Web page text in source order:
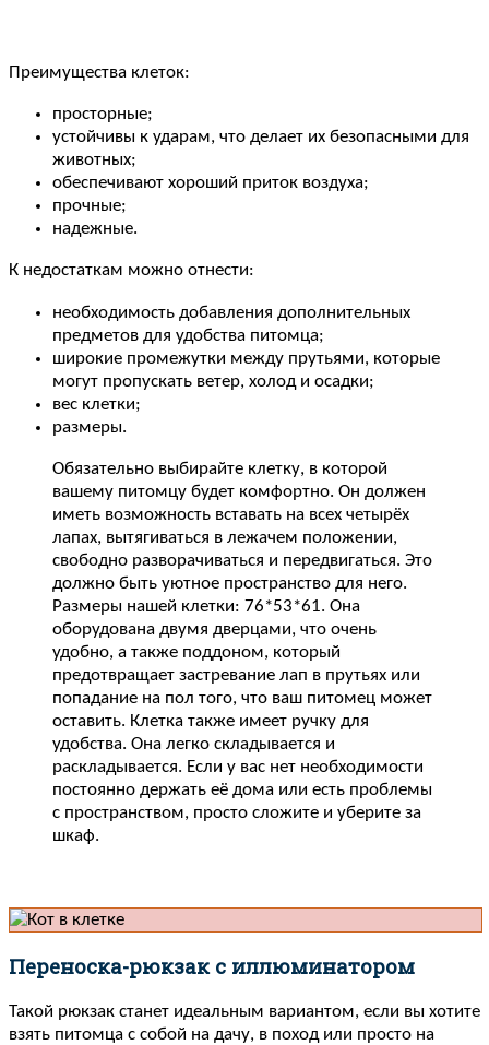
Преимущества клеток:
просторные;
устойчивы к ударам, что делает их безопасными для
животных;
обеспечивают хороший приток воздуха;
прочные;
надежные.
К недостаткам можно отнести:
необходимость добавления дополнительных
предметов для удобства питомца;
широкие промежутки между прутьями, которые
могут пропускать ветер, холод и осадки;
вес клетки;
размеры.
Обязательно выбирайте клетку, в которой
вашему питомцу будет комфортно. Он должен
иметь возможность вставать на всех четырёх
лапах, вытягиваться в лежачем положении,
свободно разворачиваться и передвигаться. Это
должно быть уютное пространство для него.
Размеры нашей клетки: 76*53*61. Она
оборудована двумя дверцами, что очень
удобно, а также поддоном, который
предотвращает застревание лап в прутьях или
попадание на пол того, что ваш питомец может
оставить. Клетка также имеет ручку для
удобства. Она легко складывается и
раскладывается. Если у вас нет необходимости
постоянно держать её дома или есть проблемы
с пространством, просто сложите и уберите за
шкаф.
Переноска-рюкзак с иллюминатором
Такой рюкзак станет идеальным вариантом, если вы хотите
взять питомца с собой на дачу, в поход или просто на